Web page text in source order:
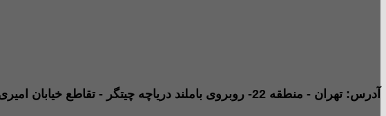
آدرس: تهران - منطقه 22- روبروی باملند دریاچه چیتگر - تقاطع خیابان امیری صفت و خیابان دریا - پاساژ پارامیس -ورودی A تجاری - طبقه همکف - جنب داروخانه - واحد B2